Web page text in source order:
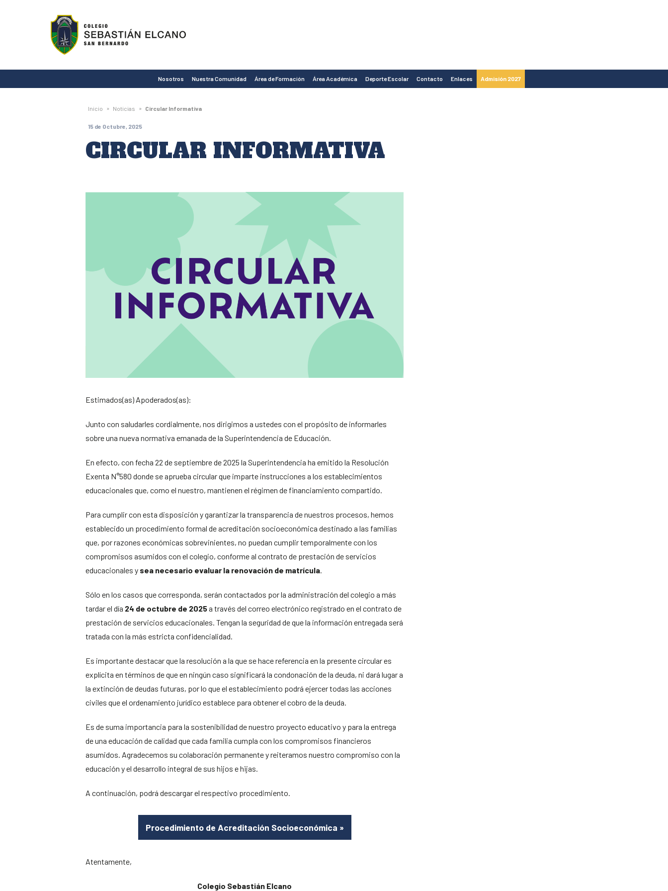
Colegio
Sebastián
Elcano
de
San
Bernardo
Nosotros Nuestra Comunidad Área de Formación Área Académica Deporte Escolar Contacto Enlaces Admisión 2027
Inicio » Noticias » Circular Informativa
15 de Octubre, 2025
CIRCULAR INFORMATIVA
Estimados(as) Apoderados(as):
Junto con saludarles cordialmente, nos dirigimos a ustedes con el propósito de informarles
sobre una nueva normativa emanada de la Superintendencia de Educación.
En efecto, con fecha 22 de septiembre de 2025 la Superintendencia ha emitido la Resolución
Exenta N°580 donde se aprueba circular que imparte instrucciones a los establecimientos
educacionales que, como el nuestro, mantienen el régimen de financiamiento compartido.
Para cumplir con esta disposición y garantizar la transparencia de nuestros procesos, hemos
establecido un procedimiento formal de acreditación socioeconómica destinado a las familias
que, por razones económicas sobrevinientes, no puedan cumplir temporalmente con los
compromisos asumidos con el colegio, conforme al contrato de prestación de servicios
educacionales y sea necesario evaluar la renovación de matrícula
Sólo en los casos que corresponda, serán contactados por la administración del colegio a más
tardar el día 24 de octubre de 2025a través del correo electrónico registrado en el contrato de
prestación de servicios educacionales. Tengan la seguridad de que la información entregada será
tratada con la más estricta confidencialidad.
Es importante destacar que la resolución a la que se hace referencia en la presente circular es
explícita en términos de que en ningún caso significará la condonación de la deuda, ni dará lugar a
la extinción de deudas futuras, por lo que el establecimiento podrá ejercer todas las acciones
civiles que el ordenamiento jurídico establece para obtener el cobro de la deuda.
Es de suma importancia para la sostenibilidad de nuestro proyecto educativo y para la entrega
de una educación de calidad que cada familia cumpla con los compromisos financieros
asumidos. Agradecemos su colaboración permanente y reiteramos nuestro compromiso con la
educación y el desarrollo integral de sus hijos e hijas.
A continuación, podrá descargar el respectivo procedimiento.
Procedimiento de Acreditación Socioeconómica »
Atentamente,
Colegio Sebastián Elcano